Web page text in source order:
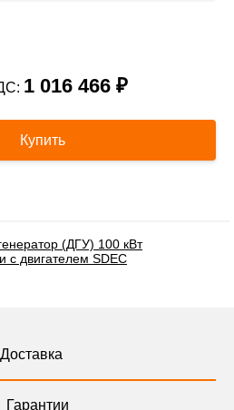
1 016 466 ₽
Купить
(ДГУ) 100 кВт
с двигателем SDEC
Доставка
Гарантии